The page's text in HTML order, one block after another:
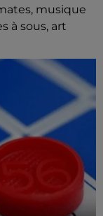
musique
à sous, art